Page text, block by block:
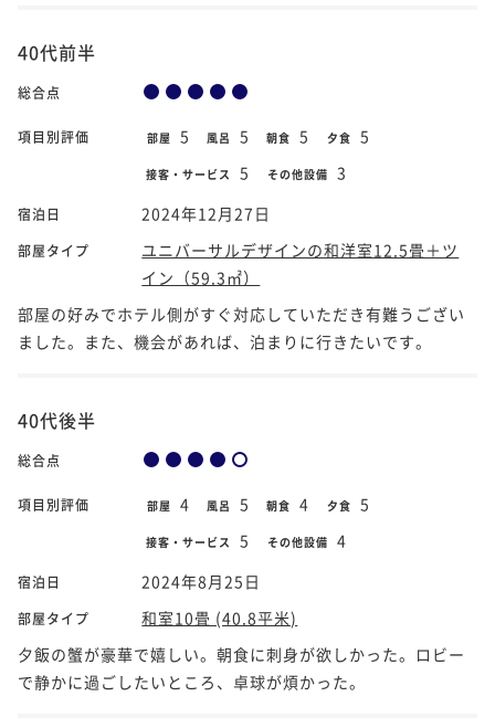
40代前半
総合点
項目別評価 部屋 5 風呂 5 朝食 5 夕食 5
接客・サービス 5 その他設備 3
宿泊日 2024年12月27日
部屋タイプ
ユニバーサルデザインの和洋室12.5畳＋ツ
イン（59.3㎡）
部屋の好みでホテル側がすぐ対応していただき有難うござい
ました。また、機会があれば、泊まりに行きたいです。
40代後半
総合点
項目別評価 部屋 4 風呂 5 朝食 4 夕食 5
接客・サービス 5 その他設備 4
宿泊日 2024年8月25日
部屋タイプ
和室10畳 (40.8平米)
夕飯の蟹が豪華で嬉しい。朝食に刺身が欲しかった。ロビー
で静かに過ごしたいところ、卓球が煩かった。